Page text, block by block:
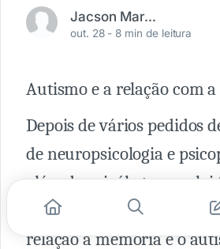
Jacson Marçal
out. 28 - 8 min de leitura
Autismo e a relação com
Depois de vários pedidos
de neuropsicologia e
além de psicólogos
abordagem mais
relação a memória e o